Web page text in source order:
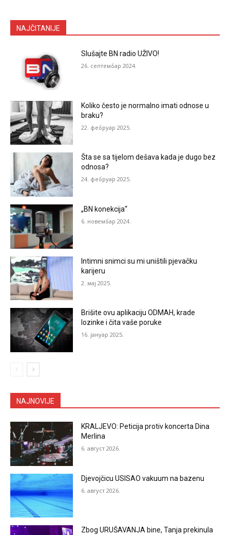
NAJČITANIJE
Slušajte BN radio UŽIVO!
26. септембар 2024.
Koliko često je normalno imati odnose u
braku?
22. фебруар 2025.
Šta se sa tijelom dešava kada je dugo bez
odnosa?
24. фебруар 2025.
„BN konekcija“
6. новембар 2024.
Intimni snimci su mi uništili pjevačku
karijeru
2. мај 2025.
Brišite ovu aplikaciju ODMAH, krade
lozinke i čita vaše poruke
16. јануар 2025.
NAJNOVIJE
KRALJEVO: Peticija protiv koncerta Dina
Merlina
6. август 2026.
Djevojčicu USISAO vakuum na bazenu
6. август 2026.
Zbog URUŠAVANJA bine, Tanja prekinula